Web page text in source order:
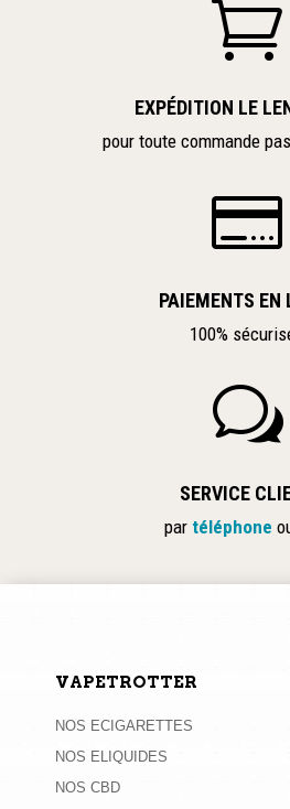

EXPÉDITION LE
pour toute commande

PAIEMENTS EN
100%
w
SERVICE
par téléphone
VAPETROTTER
NOS ECIGARETTES
NOS ELIQUIDES
NOS CBD